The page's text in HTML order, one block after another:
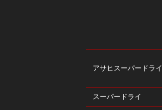
アサヒスーパードライ
スーパードライ